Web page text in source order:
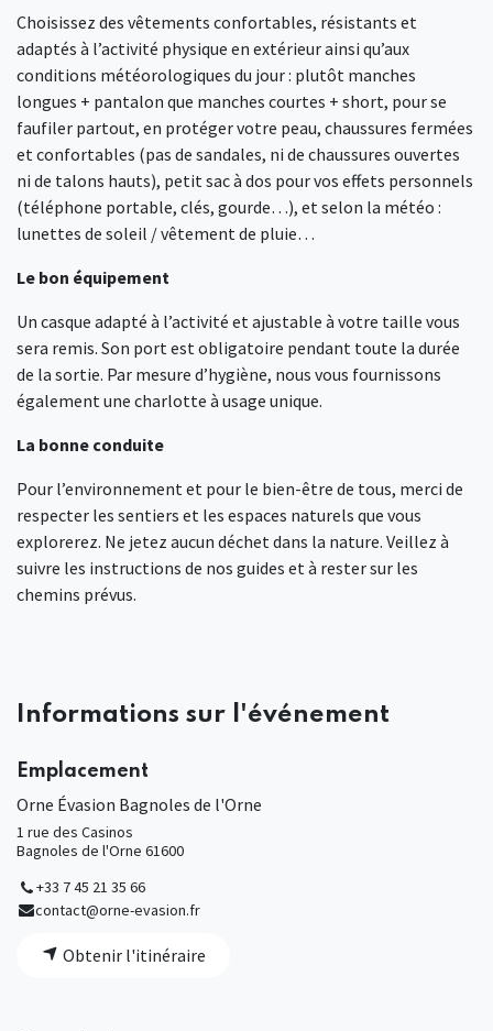
Choisissez des vêtements confortables, résistants et
adaptés à l’activité physique en extérieur ainsi qu’aux
conditions météorologiques du jour : plutôt manches
longues + pantalon que manches courtes + short, pour se
faufiler partout, en protéger votre peau, chaussures fermées
et confortables (pas de sandales, ni de chaussures ouvertes
ni de talons hauts), petit sac à dos pour vos effets personnels
(téléphone portable, clés, gourde…), et selon la météo :
lunettes de soleil / vêtement de pluie…
Le bon équipement
Un casque adapté à l’activité et ajustable à votre taille vous
sera remis. Son port est obligatoire pendant toute la durée
de la sortie. Par mesure d’hygiène, nous vous fournissons
également une charlotte à usage unique.
La bonne conduite
Pour l’environnement et pour le bien-être de tous, merci de
respecter les sentiers et les espaces naturels que vous
explorerez. Ne jetez aucun déchet dans la nature. Veillez à
suivre les instructions de nos guides et à rester sur les
chemins prévus.
Informations sur l'événement
Emplacement
Orne Évasion Bagnoles de l'Orne
1 rue des Casinos
Bagnoles de l'Orne 61600
+33 7 45 21 35 66
contact@orne-evasion.fr
Obtenir l'itinéraire